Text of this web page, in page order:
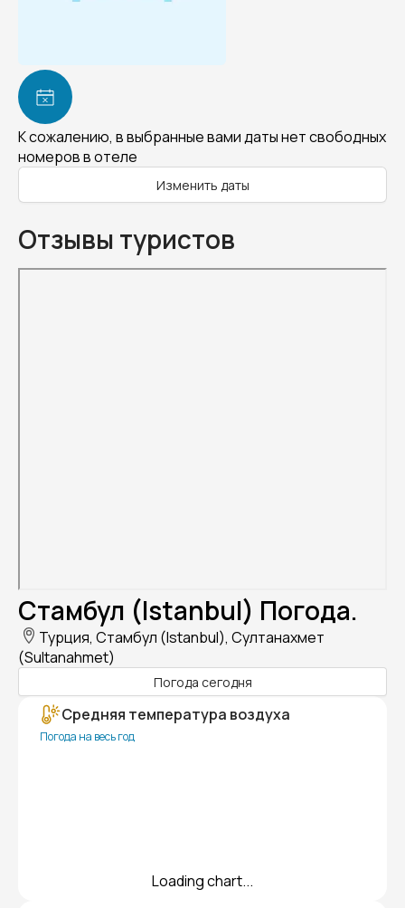
К сожалению, в выбранные вами даты нет свободных
номеров в отеле
Изменить даты
Отзывы туристов
Стамбул (Istanbul) Погода.
Турция, Стамбул (Istanbul), Султанахмет
(Sultanahmet)
Погода сегодня
Средняя температура воздуха
Погода на весь год
Loading chart...